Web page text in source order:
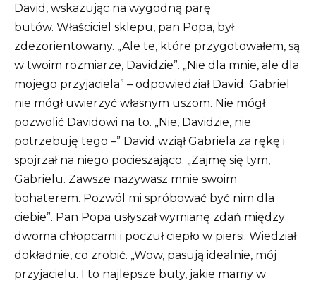
David, wskazując na wygodną parę
butów. Właściciel sklepu, pan Popa, był
zdezorientowany. „Ale te, które przygotowałem, są
w twoim rozmiarze, Davidzie”. „Nie dla mnie, ale dla
mojego przyjaciela” – odpowiedział David. Gabriel
nie mógł uwierzyć własnym uszom. Nie mógł
pozwolić Davidowi na to. „Nie, Davidzie, nie
potrzebuję tego –” David wziął Gabriela za rękę i
spojrzał na niego pocieszająco. „Zajmę się tym,
Gabrielu. Zawsze nazywasz mnie swoim
bohaterem. Pozwól mi spróbować być nim dla
ciebie”. Pan Popa usłyszał wymianę zdań między
dwoma chłopcami i poczuł ciepło w piersi. Wiedział
dokładnie, co zrobić. „Wow, pasują idealnie, mój
przyjacielu. I to najlepsze buty, jakie mamy w